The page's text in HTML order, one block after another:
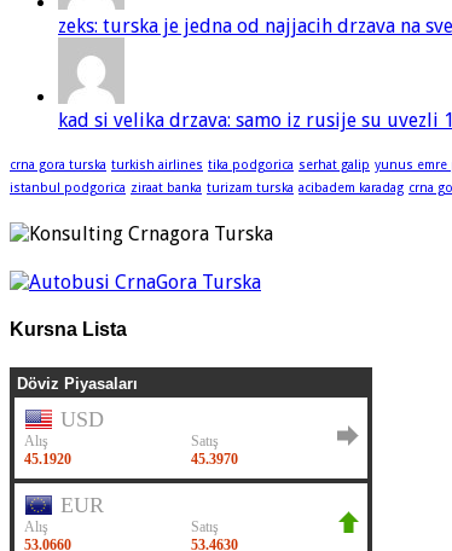
zeks: turska je jedna od najjacih drzava na
kad si velika drzava: samo iz rusije su uvezli
crna gora turska turkish airlines tika podgorica serhat galip yunus emre
istanbul podgorica ziraat banka turizam turska acibadem karadag crna
Kursna Lista